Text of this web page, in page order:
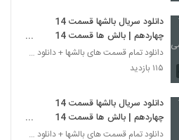
دانلود سریال بالشها قسمت 14
چهاردهم | بالش ها قسمت 14
چهاردهم - سیما دانلود سریال فارسی دانلود تمام قسمت های بالشها + دانلود قسمت 14 چهارد
۱۱۵ بازدید
دانلود سریال بالشها قسمت 14
چهاردهم | بالش ها قسمت 14
چهاردهم - سیما دانلود رسانه بروز
دانلود تمام قسمت های بالشها + دانلود قسمت 14 چهارد